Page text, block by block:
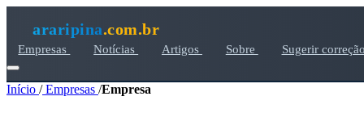
araripina.com.br
Empresas Notícias Artigos Sobre Sugerir
Início /Empresas /Empresa